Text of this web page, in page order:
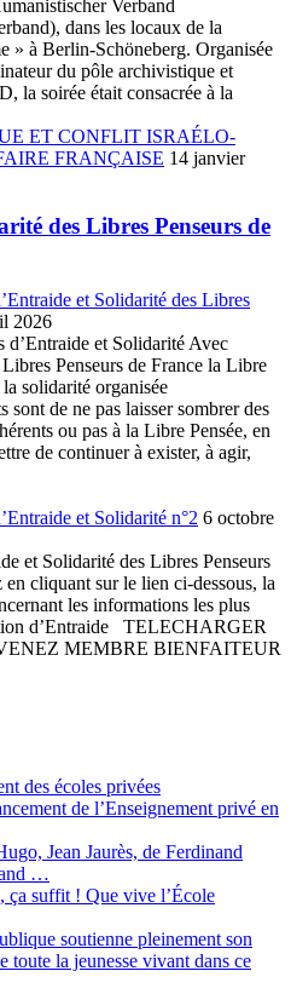
Verband
dans les locaux de la
» à Berlin-Schöneberg. Organisée
du pôle archivistique et
la soirée était consacrée à la
ET CONFLIT ISRAÉLO-
FRANÇAISE 14 janvier
des Libres Penseurs de
et Solidarité des Libres
2026
d’Entraide et Solidarité Avec
Penseurs de France la Libre
solidarité organisée
sont de ne pas laisser sombrer des
ou pas à la Libre Pensée, en
de continuer à exister, à agir,
et Solidarité n°2 6 octobre
et Solidarité des Libres Penseurs
cliquant sur le lien ci-dessous, la
les informations les plus
d’Entraide TELECHARGER
MEMBRE BIENFAITEUR
des écoles privées
de l’Enseignement privé en
Jean Jaurès, de Ferdinand
…
ça suffit ! Que vive l’École
soutienne pleinement son
toute la jeunesse vivant dans ce